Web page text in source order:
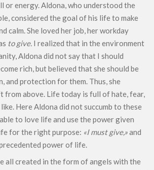
or energy. Aldona, who understood the
considered the goal of his life to make
calm. She loved her job, her workday
to give. I realized that in the environment
Aldona did not say that I should
rich, but believed that she should be
and protection for them. Thus, she
from above. Life today is full of hate, fear,
Here Aldona did not succumb to these
to love life and use the power given
for the right purpose: «I must give,»and
power of life.
all created in the form of angels with the